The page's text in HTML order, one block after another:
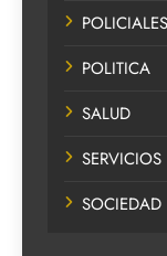
POLICIALES
POLITICA
SALUD
SERVICIOS
SOCIEDAD